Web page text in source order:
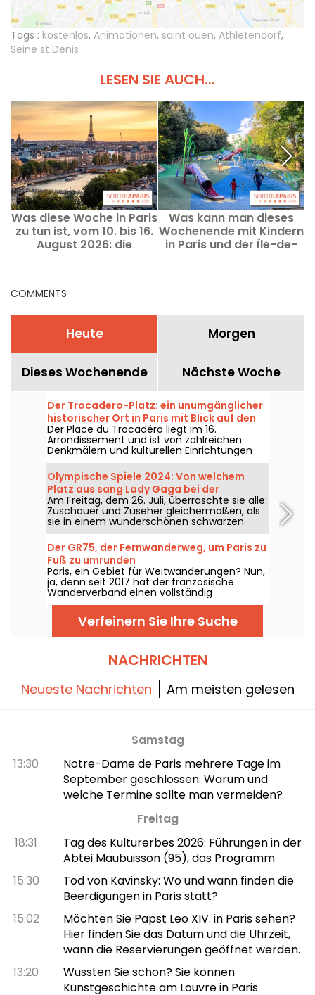
Tags : kostenlos, Animationen, saint ouen, Athletendorf,
Seine st Denis
LESEN SIE AUCH...
Was diese Woche in Paris
zu tun ist, vom 10. bis 16.
August 2026: die
Was kann man dieses
Wochenende mit Kindern
in Paris und der Île-de-
COMMENTS
Heute Morgen
Dieses Wochenende Nächste Woche
Der Trocadero-Platz: ein unumgänglicher
historischer Ort in Paris mit Blick auf den
Eiffelturm
Der Place du Trocadéro liegt im 16.
Arrondissement und ist von zahlreichen
Denkmälern und kulturellen Einrichtungen
gesäumt. Er zieht sowohl Touristen als auch
alteingesessene Pariser an, da er einen
atemberaubenden Blick auf den Eiffelturm
bietet.
Olympische Spiele 2024: Von welchem
Platz aus sang Lady Gaga bei der
Eröffnungsfeier?
Am Freitag, dem 26. Juli, überraschte sie alle:
Zuschauer und Zuseher gleichermaßen, als
sie in einem wunderschönen schwarzen
Kleid erschien, das mit rosafarbenen
Pompons umrandet war. Aber wo befand
sich die Sängerin? Ist der Ort für die
Öffentlichkeit zugänglich?
Der GR75, der Fernwanderweg, um Paris zu
Fuß zu umrunden
Paris, ein Gebiet für Weitwanderungen? Nun,
ja, denn seit 2017 hat der französische
Wanderverband einen vollständig
markierten Wanderweg für alle
Wanderfreunde geöffnet, um Paris zu
umrunden.Verfeinern Sie Ihre Suche
NACHRICHTEN
Neueste Nachrichten Am meisten gelesen
Samstag
13:30
Notre-Dame de Paris mehrere Tage im
September geschlossen: Warum und
welche Termine sollte man vermeiden?
Freitag
18:31
Tag des Kulturerbes 2026: Führungen in der
Abtei Maubuisson (95), das Programm
15:30
Tod von Kavinsky: Wo und wann finden die
Beerdigungen in Paris statt?
15:02
Möchten Sie Papst Leo XIV. in Paris sehen?
Hier finden Sie das Datum und die Uhrzeit,
wann die Reservierungen geöffnet werden.
13:20
Wussten Sie schon? Sie können
Kunstgeschichte am Louvre in Paris